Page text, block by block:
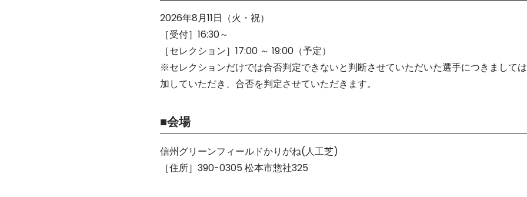
2026年8月11日（火・祝）
［受付］16:30～
［セレクション］17:00 ～ 19:00（予定）
※セレクションだけでは合否判定できないと判断させていただいた選手につきまして
加していただき、合否を判定させていただきます。
■会場
信州グリーンフィールドかりがね(人工芝)
［住所］390-0305 松本市惣社325